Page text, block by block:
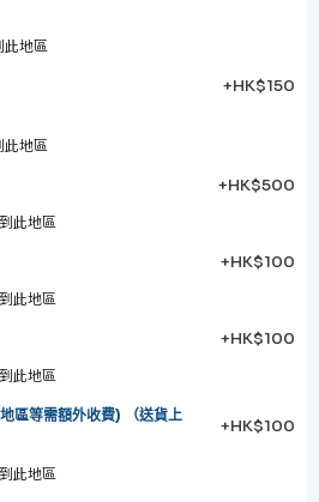
地區
+HK$150
地區
+HK$500
此地區
+HK$100
此地區
+HK$100
此地區
區等需額外收費) （送貨上
+HK$100
此地區